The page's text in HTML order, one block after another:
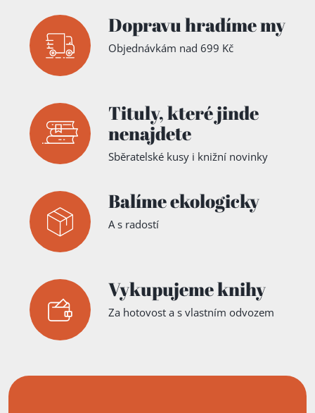
Dopravu hradíme my
Objednávkám nad 699 Kč
Tituly,které jinde
nenajdete
Sběratelské kusy i knižní novinky
Balíme ekologicky
A s radostí
Vykupujeme knihy
Za hotovost a s vlastním odvozem